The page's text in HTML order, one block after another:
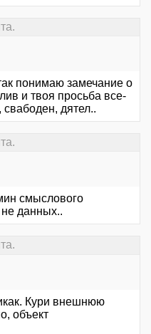
понимаю замечание о
и твоя просьба все-
свабоден, дятел..
смыслового
данных..
Кури внешнюю
объект